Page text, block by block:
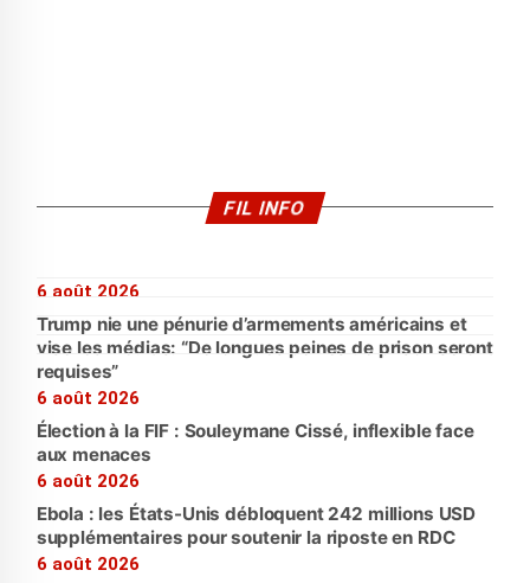
FIL INFO
6 août 2026
Trump nie une pénurie d’armements américains et
vise les médias: “De longues peines de prison seront
requises”
6 août 2026
Élection à la FIF : Souleymane Cissé, inflexible face
aux menaces
6 août 2026
Ebola : les États-Unis débloquent 242 millions USD
supplémentaires pour soutenir la riposte en RDC
6 août 2026